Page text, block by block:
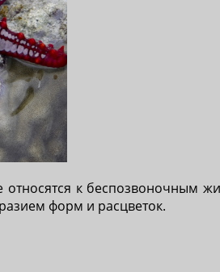
к беспозвоночным
форм и расцветок.